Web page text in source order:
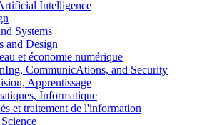
Intelligence
Systems
and Design
et économie numérique
CommunicAtions, and Security
Apprentissage
Informatique
et traitement de l'information